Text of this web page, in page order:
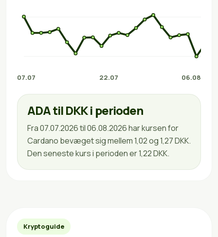
07.07 22.07 06.08
ADA til DKK i perioden
Fra 07.07.2026 til 06.08.2026 har kursen for
Cardano bevæget sig mellem 1,02 og 1,27 DKK.
Den seneste kurs i perioden er 1,22 DKK.
Kryptoguide